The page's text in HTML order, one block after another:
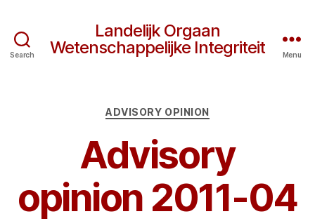
Search
Landelijk Orgaan
Wetenschappelijke Integriteit
Menu
Categories
ADVISORY OPINION
Advisory
opinion 2011-04